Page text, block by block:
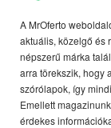
A MrOferto
aktuális, közelgő és
népszerű márka
arra törekszik, hogy
szórólapok, így
Emellett
érdekes